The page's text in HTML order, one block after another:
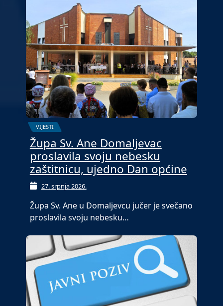
VIJESTI
Župa Sv. Ane Domaljevac
proslavila svoju nebesku
zaštitnicu, ujedno Dan općine
27. srpnja 2026.
Župa Sv. Ane u Domaljevcu jučer je svečano
proslavila svoju nebesku…